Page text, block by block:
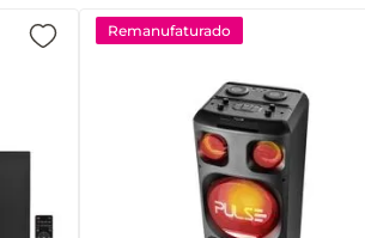
Remanufaturado